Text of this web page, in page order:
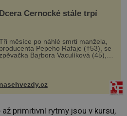
Černocké stále trpí
měsíce po náhlé smrti manžela,
producenta Pepeho Rafaje (†53), se
Barbora Vaculíková (45),
Petry Černocké (75), poprvé
veřejnosti. Na sociální síti
že se snaží fung...
primitivní rytmy jsou v kursu,